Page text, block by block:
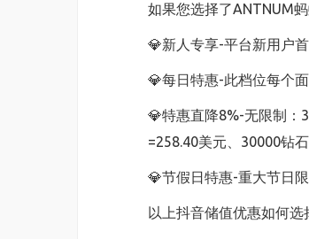
如果您选择了ANTNUM
💎新人专享-平台新用户
💎每日特惠-此档位每个
💎特惠直降8%-无限制：
=258.40美元、30000钻
💎节假日特惠-重大节日
以上抖音储值优惠如何选